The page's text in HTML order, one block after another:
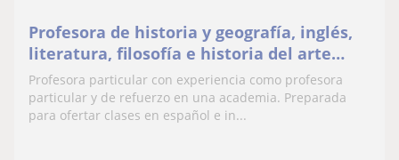
Profesora de historia y geografía, inglés,
literatura, filosofía e historia del arte
desde primaria hasta bachillerato.
Profesora particular con experiencia como profesora
particular y de refuerzo en una academia. Preparada
para ofertar clases en español e in...